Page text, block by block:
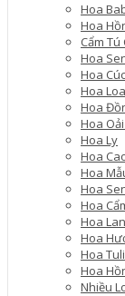
Hoa
Hoa
Cẩm Tú
Hoa
Hoa
Hoa
Hoa
Hoa
Hoa Ly
Hoa
Hoa
Hoa
Hoa
Hoa Lan
Hoa
Hoa
Hoa
Nhiều